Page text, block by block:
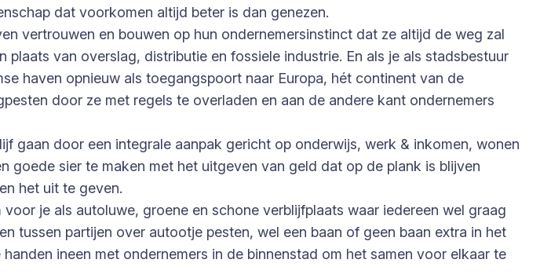
dat voorkomen altijd beter is dan genezen.
vertrouwen en bouwen op hun ondernemersinstinct dat ze altijd de weg zal
van overslag, distributie en fossiele industrie. En als je als stadsbestuur
haven opnieuw als toegangspoort naar Europa, hét continent van de
door ze met regels te overladen en aan de andere kant ondernemers
gaan door een integrale aanpak gericht op onderwijs, werk & inkomen, wonen
sier te maken met het uitgeven van geld dat op de plank is blijven
het uit te geven.
je als autoluwe, groene en schone verblijfplaats waar iedereen wel graag
tussen partijen over autootje pesten, wel een baan of geen baan extra in het
ineen met ondernemers in de binnenstad om het samen voor elkaar te